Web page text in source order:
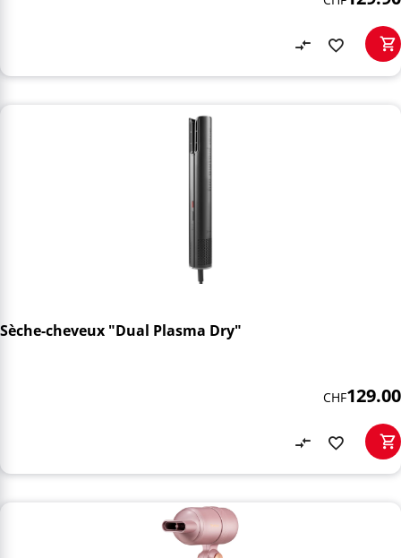
Sèche-cheveux "Dual Plasma Dry"
CHF129.00